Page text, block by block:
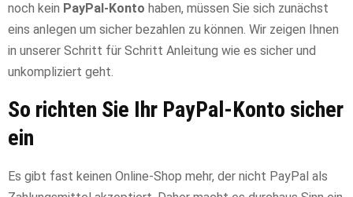
noch kein PayPal-Konto haben, müssen Sie sich zunächst
eins anlegen um sicher bezahlen zu können. Wir zeigen Ihnen
in unserer Schritt für Schritt Anleitung wie es sicher und
unkompliziert geht.
So richten Sie Ihr PayPal-Konto sicher
ein
Es gibt fast keinen Online-Shop mehr, der nicht PayPal als